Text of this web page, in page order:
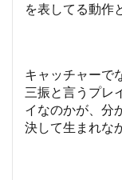
を表してる動作
キャッチャーで
三振と言うプレ
イなのかが、分
決して生まれな